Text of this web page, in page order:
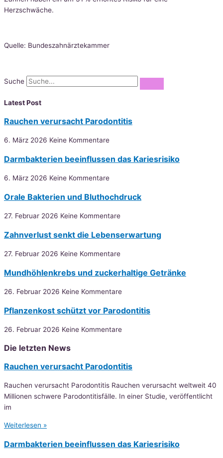
Herzschwäche.
Quelle: Bundeszahnärztekammer
Suche
Latest Post
Rauchen verursacht Parodontitis
6. März 2026 Keine Kommentare
Darmbakterien beeinflussen das Kariesrisiko
6. März 2026 Keine Kommentare
Orale Bakterien und Bluthochdruck
27. Februar 2026 Keine Kommentare
Zahnverlust senkt die Lebenserwartung
27. Februar 2026 Keine Kommentare
Mundhöhlenkrebs und zuckerhaltige Getränke
26. Februar 2026 Keine Kommentare
Pflanzenkost schützt vor Parodontitis
26. Februar 2026 Keine Kommentare
Die letzten News
Rauchen verursacht Parodontitis
Rauchen verursacht Parodontitis Rauchen verursacht weltweit 40
Millionen schwere Parodontitisfälle. In einer Studie, veröffentlicht
im
Weiterlesen »
Darmbakterien beeinflussen das Kariesrisiko